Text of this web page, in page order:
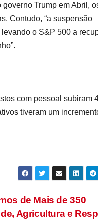
Trump em Abril,
Contudo, “a suspensão
o S&P 500 a
com pessoal subiram
tiveram um
de Mais de 350
Agricultura e